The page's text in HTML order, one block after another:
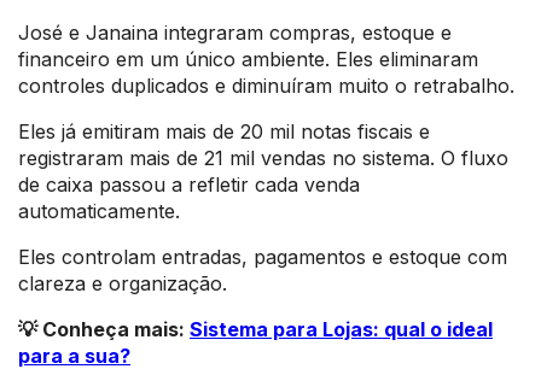
José e Janaina integraram compras, estoque e
financeiro em um único ambiente. Eles eliminaram
controles duplicados e diminuíram muito o retrabalho.
Eles já emitiram mais de 20 mil notas fiscais e
registraram mais de 21 mil vendas no sistema. O fluxo
de caixa passou a refletir cada venda
automaticamente.
Eles controlam entradas, pagamentos e estoque com
clareza e organização.
💡 Conheça mais: Sistema para Lojas: qual o ideal
para a sua?